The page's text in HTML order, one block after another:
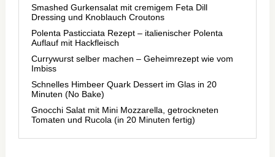
Smashed Gurkensalat mit cremigem Feta Dill
Dressing und Knoblauch Croutons
Polenta Pasticciata Rezept – italienischer Polenta
Auflauf mit Hackfleisch
Currywurst selber machen – Geheimrezept wie vom
Imbiss
Schnelles Himbeer Quark Dessert im Glas in 20
Minuten (No Bake)
Gnocchi Salat mit Mini Mozzarella, getrockneten
Tomaten und Rucola (in 20 Minuten fertig)